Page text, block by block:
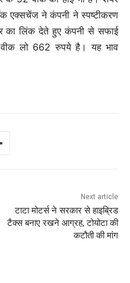
एक्सचेंज ने कंपनी ने स्पष्टीकरण
का लिंक देते हुए कंपनी से सफाई
लो 662 रुपये है। यह भाव
Next article
टाटा मोटर्स ने सरकार से हाइब्रिड
टैक्स बनाए रखने आग्रह, टोयोटा की
कटौती की मांग